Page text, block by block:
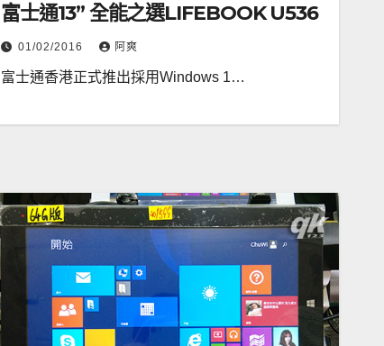
富士通13” 全能之選LIFEBOOK U536
01/02/2016 阿爽
富士通香港正式推出採用Windows 1…